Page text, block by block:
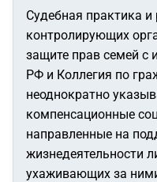
Судебная практика и
контролирующих
защите прав семей с
РФ и Коллегия по
неоднократно
компенсационные
направленные на
жизнедеятельности
ухаживающих за